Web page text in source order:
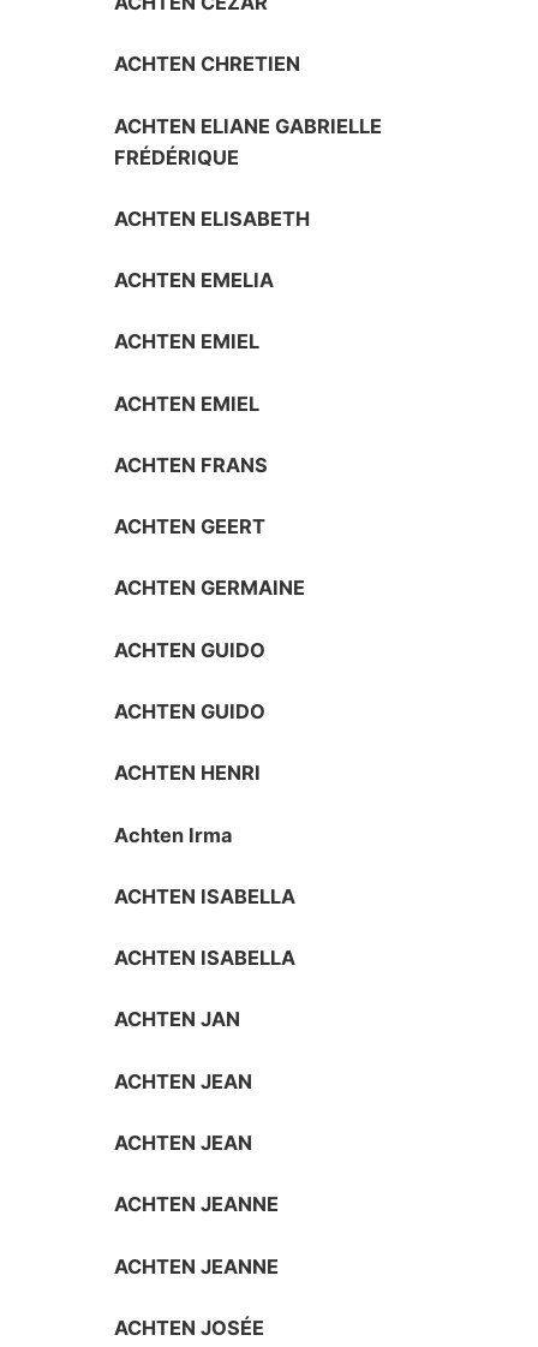
ACHTEN CHRETIEN
ACHTEN ELIANE GABRIELLE
FRÉDÉRIQUE
ACHTEN ELISABETH
ACHTEN EMELIA
ACHTEN EMIEL
ACHTEN EMIEL
ACHTEN FRANS
ACHTEN GEERT
ACHTEN GERMAINE
ACHTEN GUIDO
ACHTEN GUIDO
ACHTEN HENRI
Achten Irma
ACHTEN ISABELLA
ACHTEN ISABELLA
ACHTEN JAN
ACHTEN JEAN
ACHTEN JEAN
ACHTEN JEANNE
ACHTEN JEANNE
ACHTEN JOSÉE